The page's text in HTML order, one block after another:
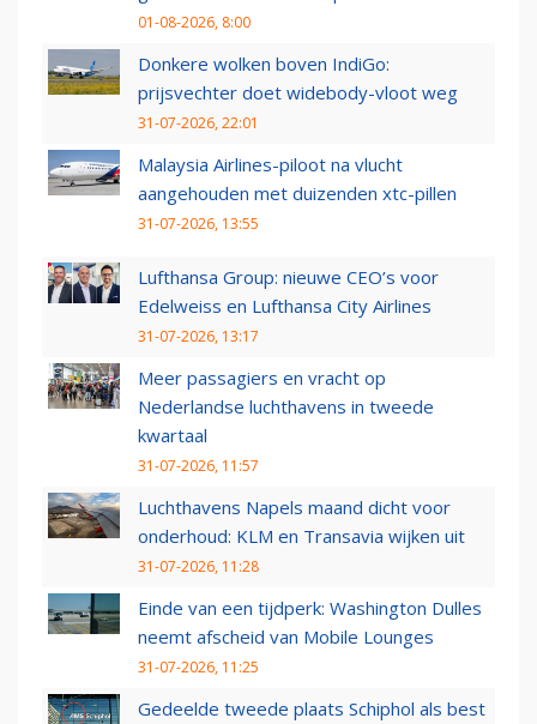
01-08-2026, 8:00
Donkere wolken boven IndiGo:
prijsvechter doet widebody-vloot weg
31-07-2026, 22:01
Malaysia Airlines-piloot na vlucht
aangehouden met duizenden xtc-pillen
31-07-2026, 13:55
Lufthansa Group: nieuwe CEO’s voor
Edelweiss en Lufthansa City Airlines
31-07-2026, 13:17
Meer passagiers en vracht op
Nederlandse luchthavens in tweede
kwartaal
31-07-2026, 11:57
Luchthavens Napels maand dicht voor
onderhoud: KLM en Transavia wijken uit
31-07-2026, 11:28
Einde van een tijdperk: Washington Dulles
neemt afscheid van Mobile Lounges
31-07-2026, 11:25
Gedeelde tweede plaats Schiphol als best